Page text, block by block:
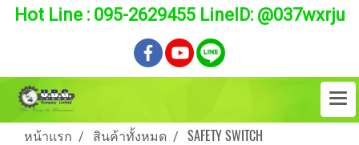
Hot Line : 095-2629455 LineID: @037wxrju
หน้าแรก สินค้าทั้งหมด
SAFETY SWITCH